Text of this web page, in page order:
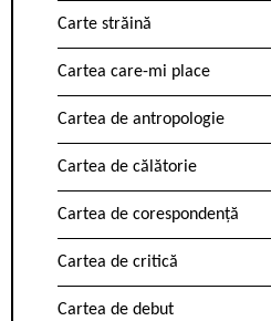
Carte străină
Cartea care-mi place
Cartea de antropologie
Cartea de călătorie
Cartea de corespondență
Cartea de critică
Cartea de debut